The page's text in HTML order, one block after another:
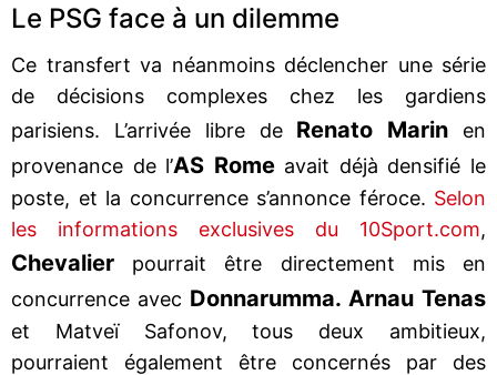
Le PSG face à un dilemme
Ce transfert va néanmoins déclencher une série
de décisions complexes chez les gardiens
parisiens. L’arrivée libre de Renato Marin
en
provenance de l’AS Rome avait déjà densifié le
poste, et la concurrence s’annonce féroce. Selon
les informations exclusives du 10Sport.com,
Chevalier pourrait être directement mis en
concurrence avec Donnarumma. Arnau Tenas
et Matveï Safonov, tous deux ambitieux,
pourraient également être concernés par des